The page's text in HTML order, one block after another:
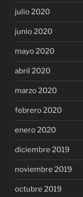
julio 2020
junio 2020
mayo 2020
abril 2020
marzo 2020
febrero 2020
enero 2020
diciembre 2019
noviembre 2019
octubre 2019